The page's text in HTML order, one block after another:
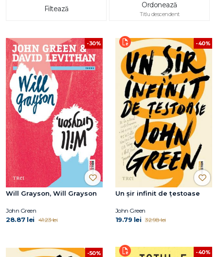
Filtează Ordonează
Titlu descendent
-30%
Will Grayson, Will Grayson
John Green
28.87 lei 41.23 lei
-40%
Un șir infinit de țestoase
John Green
19.79 lei 32.98 lei
-50% -40%